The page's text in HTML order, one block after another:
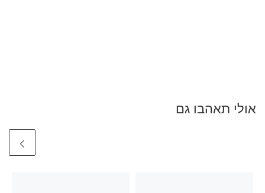
אולי תאהבו גם